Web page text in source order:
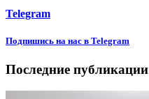
Telegram
Подпишиcь на нас в Telegram
Последние публикации